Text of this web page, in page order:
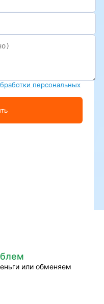
персональных
или обменяем